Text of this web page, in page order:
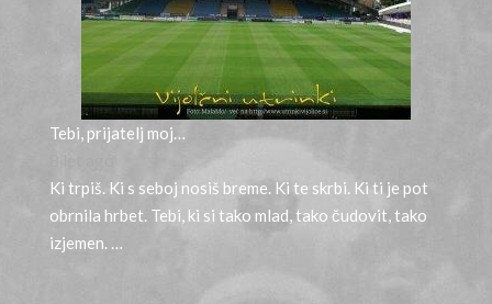
Tebi, prijatelj moj…
Ki trpiš. Ki s seboj nosiš breme. Ki te skrbi. Ki ti je pot
obrnila hrbet. Tebi, ki si tako mlad, tako čudovit, tako
izjemen. …